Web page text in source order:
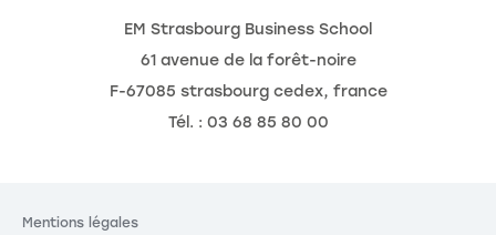
EM Strasbourg Business School
61 avenue de la forêt-noire
F-67085 strasbourg cedex, france
Tél. : 03 68 85 80 00
Mentions légales